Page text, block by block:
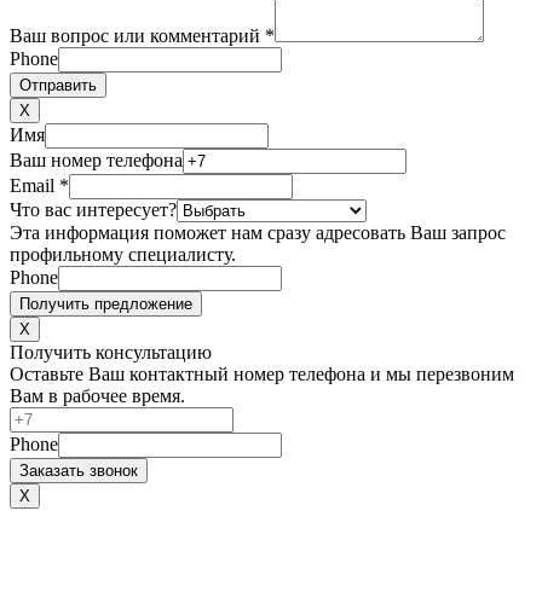
Ваш вопрос или комментарий *
Phone
Отправить
X
Имя
Ваш номер телефона
Email *
Что вас интересует?
Эта информация поможет нам сразу адресовать Ваш запрос
профильному специалисту.
Phone
Получить предложение
X
Получить консультацию
Оставьте Ваш контактный номер телефона и мы перезвоним
Вам в рабочее время.
Phone
Заказать звонок
X